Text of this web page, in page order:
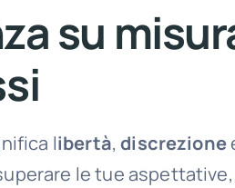
su
libertà,discrezione
le tue